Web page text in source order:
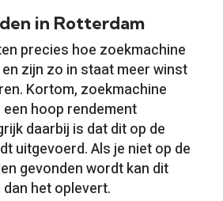
in Rotterdam
precies hoe zoekmachine
zijn zo in staat meer winst
Kortom, zoekmachine
hoop rendement
daarbij is dat dit op de
uitgevoerd. Als je niet op de
gevonden wordt kan dit
het oplevert.